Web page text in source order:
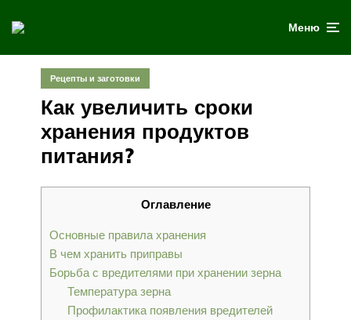
Меню
Рецепты и заготовки
Как увеличить сроки
хранения продуктов
питания?
Оглавление
Основные правила хранения
В чем хранить приправы
Борьба с вредителями при хранении зерна
Температура зерна
Профилактика появления вредителей